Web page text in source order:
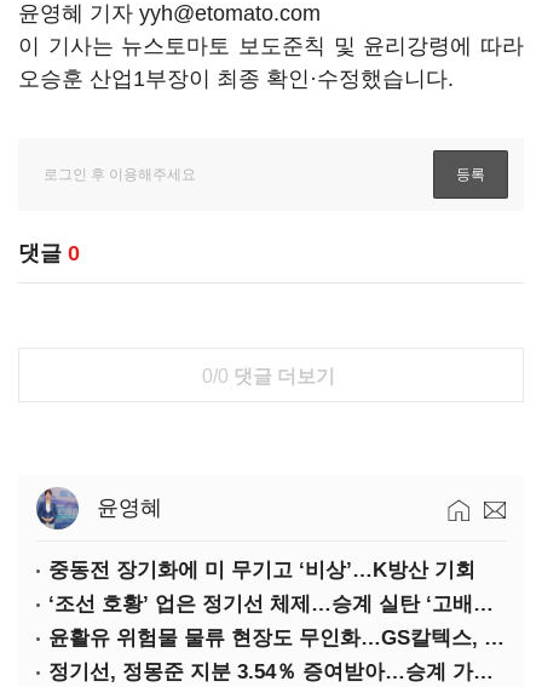
윤영혜 기자 yyh@etomato.com
이 기사는 뉴스토마토 보도준칙 및 윤리강령에 따라
오승훈 산업1부장이 최종 확인·수정했습니다.
댓글 0
0/0 댓글 더보기
윤영혜
중동전 장기화에 미 무기고 ‘비상’…K방산 기회
‘조선 호황’ 업은 정기선 체제…승계 실탄 ‘고배당’ 주목
윤활유 위험물 물류 현장도 무인화…GS칼텍스, 디지털 전환 가속
정기선, 정몽준 지분 3.54％ 증여받아…승계 가속화